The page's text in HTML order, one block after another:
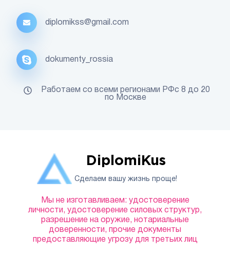
DiplomiKus
Сделаем вашу жизнь проще!
Мы не изготавливаем: удостоверение
личности, удостоверение силовых структур,
разрешение на оружие, нотариальные
доверенности, прочие документы
предоставляющие угрозу для третьих лиц
diplomikss@gmail.com
dokumenty_rossia
Работаем со всеми регионами РФс 8 до 20
по Москве